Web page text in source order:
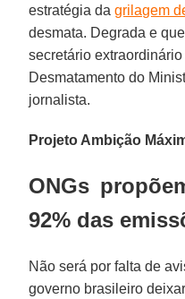
estratégia dagrilagem
desmata. Degrada e
secretário
Desmatamento do
jornalista.
Projeto Ambição
ONGs
92% das
Não será por falta de
governo brasileiro